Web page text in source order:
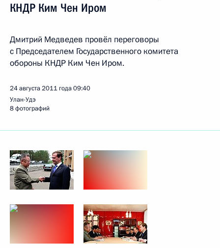
КНДР Ким Чен Иром
Дмитрий Медведев провёл переговоры
с Председателем Государственного комитета
обороны КНДР Ким Чен Иром.
24 августа 2011 года09:40
Улан-Удэ
8 фотографий